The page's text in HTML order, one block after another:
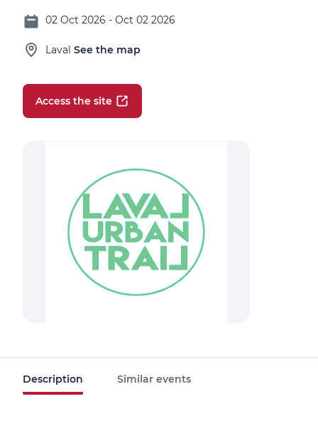
02 Oct 2026 - Oct 02 2026
Laval See the map
Access the site
Description Similar events